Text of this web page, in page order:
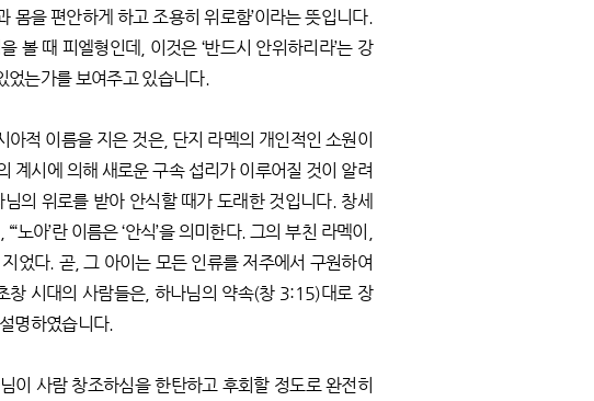
몸을 편안하게 하고 조용히 위로함’이라는 뜻입니다.
볼 때 피엘형인데, 이것은 ‘반드시 안위하리라’는 강
었는가를 보여주고 있습니다.
아적 이름을 지은 것은, 단지 라멕의 개인적인 소원이
계시에 의해 새로운 구속 섭리가 이루어질 것이 알려
의 위로를 받아 안식할 때가 도래한 것입니다. 창세
아’란 이름은 ‘안식’을 의미한다. 그의 부친 라멕이,
었다. 곧, 그 아이는 모든 인류를 저주에서 구원하여
창 시대의 사람들은, 하나님의 약속(창 3:15)대로 장
명하였습니다.
이 사람 창조하심을 한탄하고 후회할 정도로 완전히